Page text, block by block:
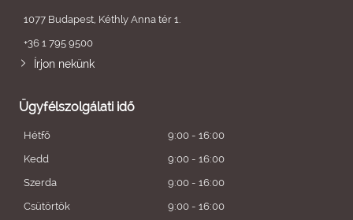
1077 Budapest, Kéthly Anna tér 1.
+36 1 795 9500
Írjon nekünk
Ügyfélszolgálati idő
Hétfő
9:00 - 16:00
Kedd
9:00 - 16:00
Szerda
9:00 - 16:00
Csütörtök
9:00 - 16:00